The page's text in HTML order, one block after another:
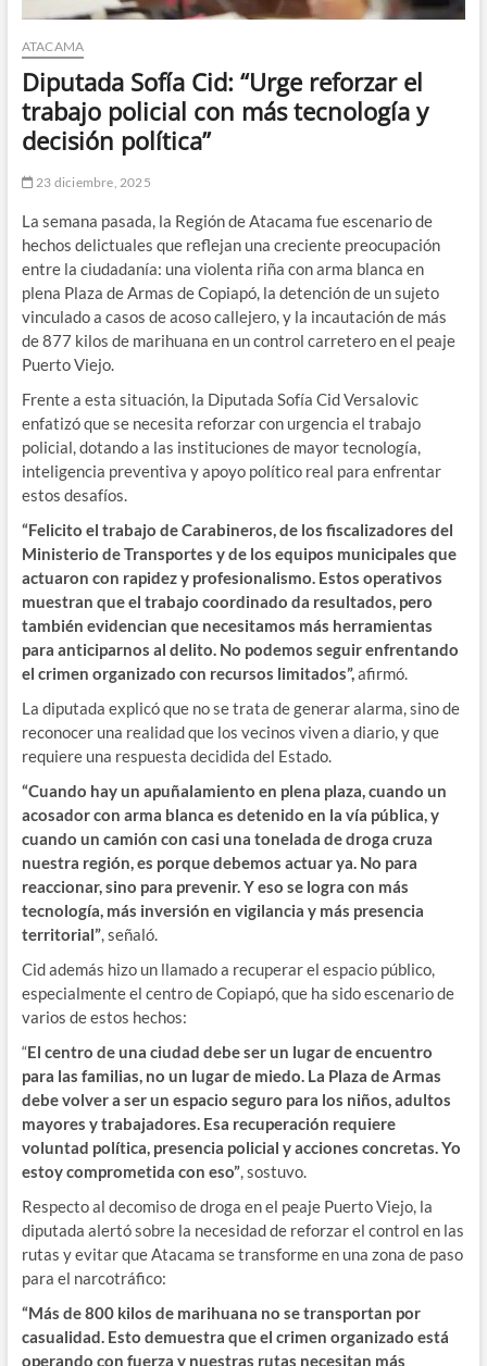
ATACAMA
Diputada Sofía Cid: “Urge reforzar el
trabajo policial con más tecnología y
decisión política”
23 diciembre, 2025
La semana pasada, la Región de Atacama fue escenario de
hechos delictuales que reflejan una creciente preocupación
entre la ciudadanía: una violenta riña con arma blanca en
plena Plaza de Armas de Copiapó, la detención de un sujeto
vinculado a casos de acoso callejero, y la incautación de más
de 877 kilos de marihuana en un control carretero en el peaje
Puerto Viejo.
Frente a esta situación, la Diputada Sofía Cid Versalovic
enfatizó que se necesita reforzar con urgencia el trabajo
policial, dotando a las instituciones de mayor tecnología,
inteligencia preventiva y apoyo político real para enfrentar
estos desafíos.
“Felicito el trabajo de Carabineros, de los fiscalizadores del
Ministerio de Transportes y de los equipos municipales que
actuaron con rapidez y profesionalismo. Estos operativos
muestran que el trabajo coordinado da resultados, pero
también evidencian que necesitamos más herramientas
para anticiparnos al delito. No podemos seguir enfrentando
el crimen organizado con recursos limitados”,afirmó.
La diputada explicó que no se trata de generar alarma, sino de
reconocer una realidad que los vecinos viven a diario, y que
requiere una respuesta decidida del Estado.
“Cuando hay un apuñalamiento en plena plaza, cuando un
acosador con arma blanca es detenido en la vía pública, y
cuando un camión con casi una tonelada de droga cruza
nuestra región, es porque debemos actuar ya. No para
reaccionar, sino para prevenir. Y eso se logra con más
tecnología, más inversión en vigilancia y más presencia
territorial”, señaló.
Cid además hizo un llamado a recuperar el espacio público,
especialmente el centro de Copiapó, que ha sido escenario de
varios de estos hechos:
“El centro de una ciudad debe ser un lugar de encuentro
para las familias, no un lugar de miedo. La Plaza de Armas
debe volver a ser un espacio seguro para los niños, adultos
mayores y trabajadores. Esa recuperación requiere
voluntad política, presencia policial y acciones concretas. Yo
estoy comprometida con eso”, sostuvo.
Respecto al decomiso de droga en el peaje Puerto Viejo, la
diputada alertó sobre la necesidad de reforzar el control en las
rutas y evitar que Atacama se transforme en una zona de paso
para el narcotráfico:
“Más de 800 kilos de marihuana no se transportan por
casualidad. Esto demuestra que el crimen organizado está
operando con fuerza y nuestras rutas necesitan más